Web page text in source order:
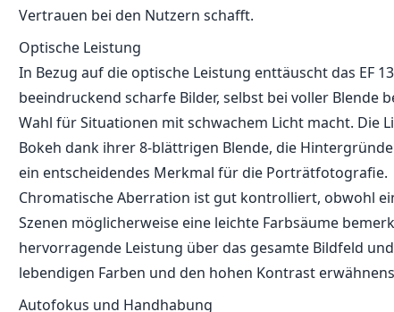
Leistung steht.
Verarbeitungsqualität und Design
Ein herausragendes Merkmal des EF 135mm F2L ist
Linse ist wetterfest versiegelt, was Fotografen
Angst vor Beschädigungen haben zu müssen. Die
einem relativ kompakten Design für ein Teleobjektiv
Der Fokusring ist angenehm gängig und ermöglicht
Momente, in denen man seine Komposition
schwarzen Finish und dem roten Ring strahlt sie eine
Vertrauen bei den Nutzern schafft.
Optische Leistung
In Bezug auf die optische Leistung enttäuscht das EF